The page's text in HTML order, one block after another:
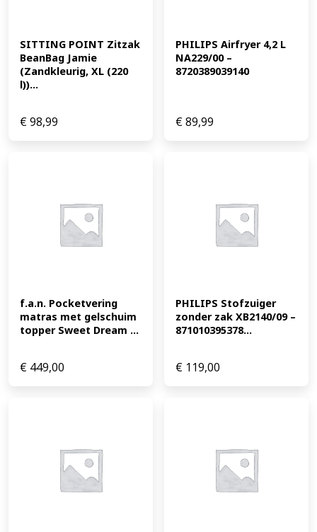
SITTING POINT Zitzak
BeanBag Jamie
(Zandkleurig, XL (220
l))...
€98,99
PHILIPS Airfryer 4,2 L
NA229/00 –
8720389039140
€89,99
f.a.n. Pocketvering
matras met gelschuim
topper Sweet Dream ...
€ 449,00
PHILIPS Stofzuiger
zonder zak XB2140/09 –
871010395378...
€ 119,00